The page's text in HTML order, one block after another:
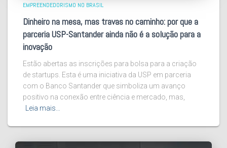
EMPREENDEDORISMO NO BRASIL
Dinheiro na mesa, mas travas no caminho: por que a
parceria USP-Santander ainda não é a solução para a
inovação
Estão abertas as inscrições para bolsa para a criação
de startups. Esta é uma iniciativa da USP em parceria
com o Banco Santander que simboliza um avanço
positivo na conexão entre ciência e mercado, mas,
Leia mais…